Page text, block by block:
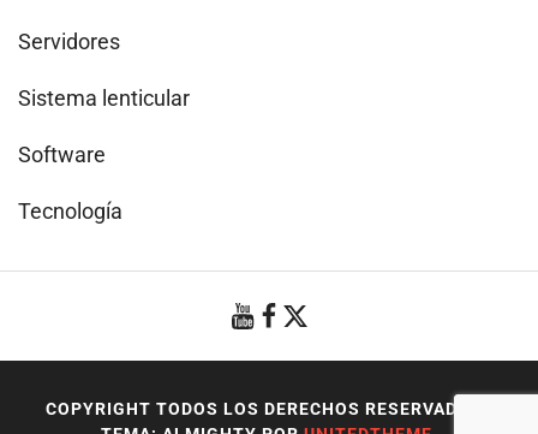
Servidores
Sistema lenticular
Software
Tecnología
COPYRIGHT TODOS LOS DERECHOS RESERVADOS